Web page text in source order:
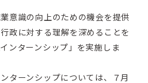
意識の向上のための機会を提供
政に対する理解を深めることを
ンターンシップ」を実施しま
ターンシップについては、７月